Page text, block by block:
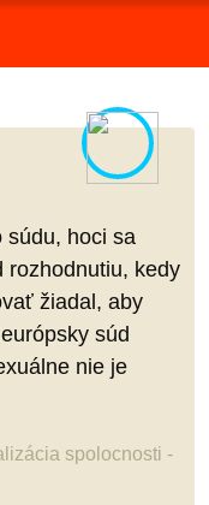
súdu, hoci sa
rozhodnutiu, kedy
žiadal, aby
súd
nie je
spolocnosti -